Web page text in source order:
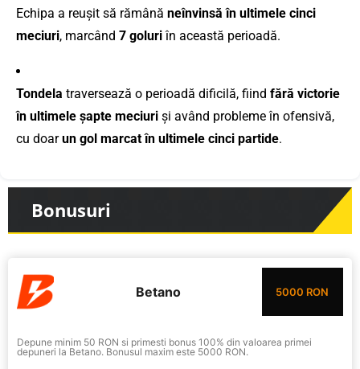
Echipa a reușit să rămână neînvinsă în ultimele cinci
meciuri, marcând 7 goluriîn această perioadă.
Tondela traversează o perioadă dificilă, fiind fără victorie
în ultimele șapte meciuri și având probleme în ofensivă,
cu doarun gol marcat în ultimele cinci partide.
Bonusuri
Betano 5000 RON
Depune minim 50 RON si primesti bonus 100% din valoarea primei
depuneri la Betano. Bonusul maxim este 5000 RON.